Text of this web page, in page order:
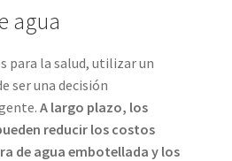
agua
para la salud, utilizar un
ser una decisión
A largo plazo, los
reducir los costos
de agua embotellada y los